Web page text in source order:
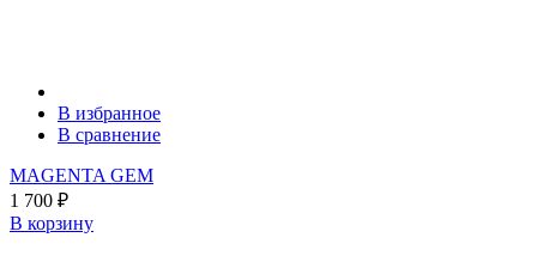
В избранное
В сравнение
MAGENTA GEM
1 700 ₽
В корзину